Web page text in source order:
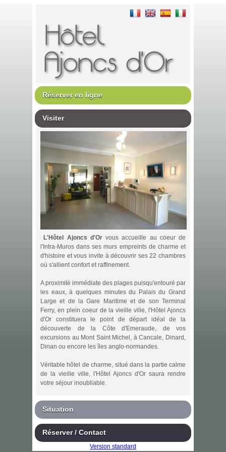
Réserver en ligne
Visiter
L'Hôtel Ajoncs d'Orvous accueille au coeur de
l'Intra-Muros dans ses murs empreints de charme et
d'histoire et vous invite à découvrir ses 22 chambres
où s'allient confort et raffinement.
A proximité immédiate des plages puisqu'entouré par
les eaux, à quelques minutes du Palais du Grand
Large et de la Gare Maritime et de son Terminal
Ferry, en plein coeur de la vieille ville, l'Hôtel Ajoncs
d'Or constituera le point de départ idéal de la
découverte de la Côte d'Emeraude, de vos
excursions au Mont Saint Michel, à Cancale, Dinard,
Dinan ou encore les îles anglo-normandes.
Véritable hôtel de charme, situé dans la partie calme
de la vieille ville, l'Hôtel Ajoncs d'Or saura rendre
votre séjour inoubliable.
Situation
Réserver / Contact
Version standard